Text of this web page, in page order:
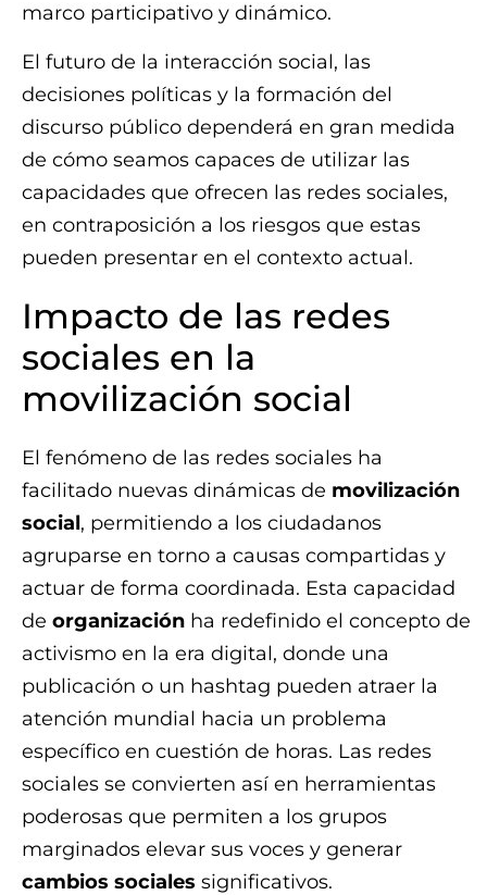
marco participativo y dinámico.
El futuro de la interacción social, las
decisiones políticas y la formación del
discurso público dependerá en gran medida
de cómo seamos capaces de utilizar las
capacidades que ofrecen las redes sociales,
en contraposición a los riesgos que estas
pueden presentar en el contexto actual.
Impacto de las redes
sociales en la
movilización social
El fenómeno de las redes sociales ha
facilitado nuevas dinámicas de movilización
social, permitiendo a los ciudadanos
agruparse en torno a causas compartidas y
actuar de forma coordinada. Esta capacidad
de organización ha redefinido el concepto de
activismo en la era digital, donde una
publicación o un hashtag pueden atraer la
atención mundial hacia un problema
específico en cuestión de horas. Las redes
sociales se convierten así en herramientas
poderosas que permiten a los grupos
marginados elevar sus voces y generar
cambios sociales significativos.